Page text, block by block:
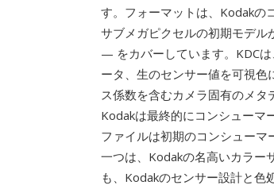
す。フォーマットは、Kodak
サブメガピクセルの初期モデ
— をカバーしています。KDC
ータ、生のセンサー値を可視
ス係数を含むカメラ固有のメタ
Kodakは最終的にコンシューマ
ファイルは初期のコンシュー
一つは、Kodakの名高いカラー
も、Kodakのセンサー設計と色